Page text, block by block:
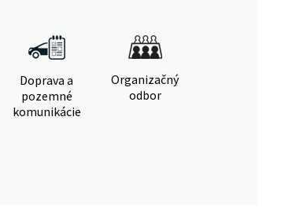
Doprava a
pozemné
komunikácie
Organizačný
odbor